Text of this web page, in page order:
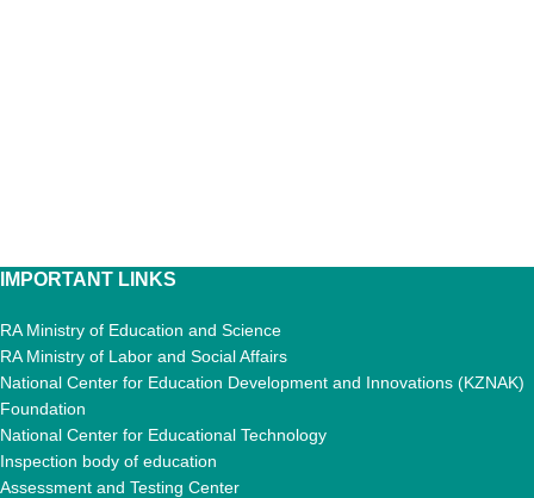
IMPORTANT LINKS
RA Ministry of Education and Science
RA Ministry of Labor and Social Affairs
National Center for Education Development and Innovations (KZNAK)
Foundation
National Center for Educational Technology
Inspection body of education
Assessment and Testing Center